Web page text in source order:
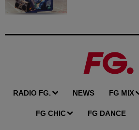
RADIO FG. NEWS FG MIX
FG CHIC FG DANCE